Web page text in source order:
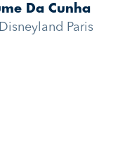
Da Cunha
Paris